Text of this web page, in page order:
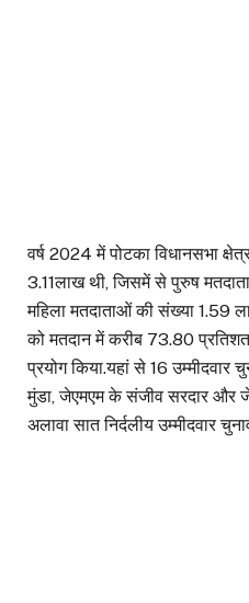
वर्ष 2024 में पोटका विधानसभा
3.11लाख थी, जिसमें से पुरुष
महिला मतदाताओं की संख्या 1.59
को मतदान में करीब 73.80
प्रयोग किया.यहां से 16 उम्मीदवार
मुंडा, जेएमएम के संजीव सरदार और
अलावा सात निर्दलीय उम्मीदवार